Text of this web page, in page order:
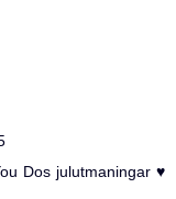
Dos julutmaningar ♥